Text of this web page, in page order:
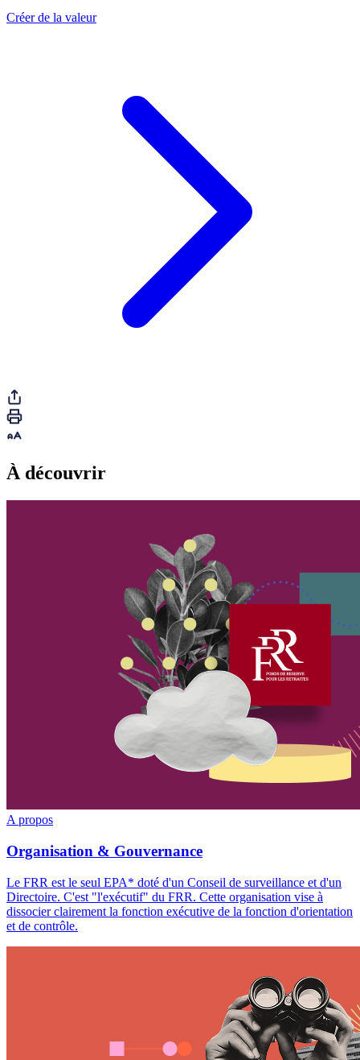
Créer de la valeur
À découvrir
A propos
Organisation & Gouvernance
Le FRR est le seul EPA* doté d'un Conseil de surveillance et d'un
Directoire. C'est "l'exécutif" du FRR. Cette organisation vise à
dissocier clairement la fonction exécutive de la fonction d'orientation
et de contrôle.